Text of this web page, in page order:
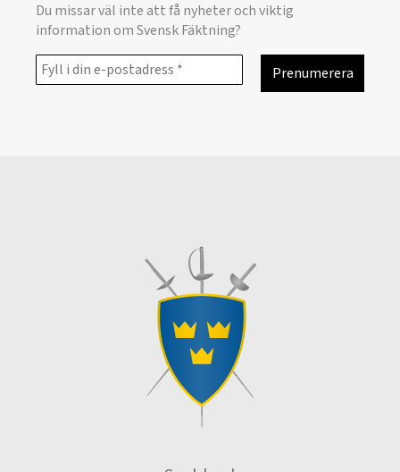
Du missar väl inte att få nyheter och viktig
information om Svensk Fäktning?